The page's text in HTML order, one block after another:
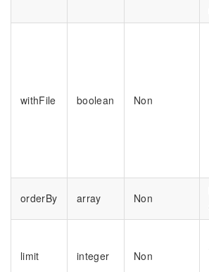
withFile boolean Non
orderBy array Non
limit integer Non